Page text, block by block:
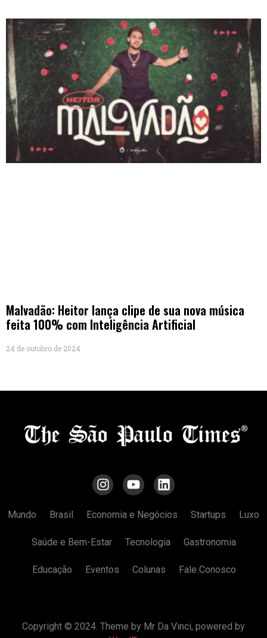
Malvadão: Heitor lança clipe de sua nova música
feita 100% com Inteligência Artificial
24 de outubro de 2024
Mundo Brasil Economia e Negócios Startups Luxo
Saúde e Bem-Estar Tecnologia Gastronomia
Educação Eventos Colunas Fale Conosco
Copyright © 2024. Theme by Mr Da Vinci, powered by